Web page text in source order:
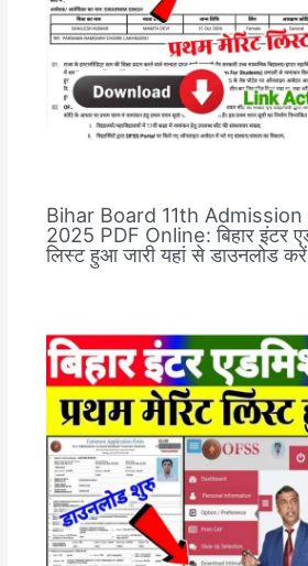
Bihar Board 11th
2025 PDF Online: बिहार इंटर
लिस्ट हुआ जारी यहां से डाउनलोड